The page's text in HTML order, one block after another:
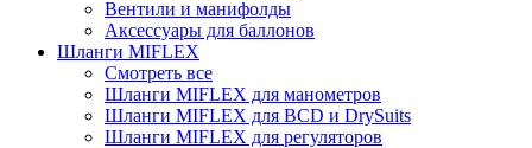
Вентили и манифолды
Аксессуары для баллонов
Шланги MIFLEX
Смотреть все
Шланги MIFLEX для манометров
Шланги MIFLEX для BCD и DrySuits
Шланги MIFLEX для регуляторов